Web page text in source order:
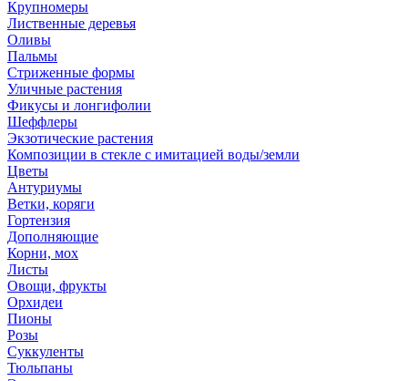
Крупномеры
Лиственные деревья
Оливы
Пальмы
Стриженные формы
Уличные растения
Фикусы и лонгифолии
Шеффлеры
Экзотические растения
Композиции в стекле с имитацией воды/земли
Цветы
Антуриумы
Ветки, коряги
Гортензия
Дополняющие
Корни, мох
Листы
Овощи, фрукты
Орхидеи
Пионы
Розы
Суккуленты
Тюльпаны